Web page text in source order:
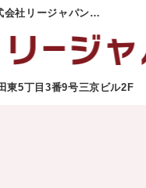
東大阪市で不動産売却を行う株式会社リージャパンのお知らせはこちらから。ご相談・査定はいつでも受け付けております。
5丁目3番9号三京ビル2F